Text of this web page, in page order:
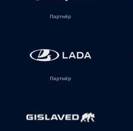
Партнёр
Партнёр